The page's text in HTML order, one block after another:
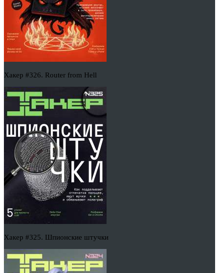
Хакер #326. Router from Hell
Хакер #325. Шпионские штучки